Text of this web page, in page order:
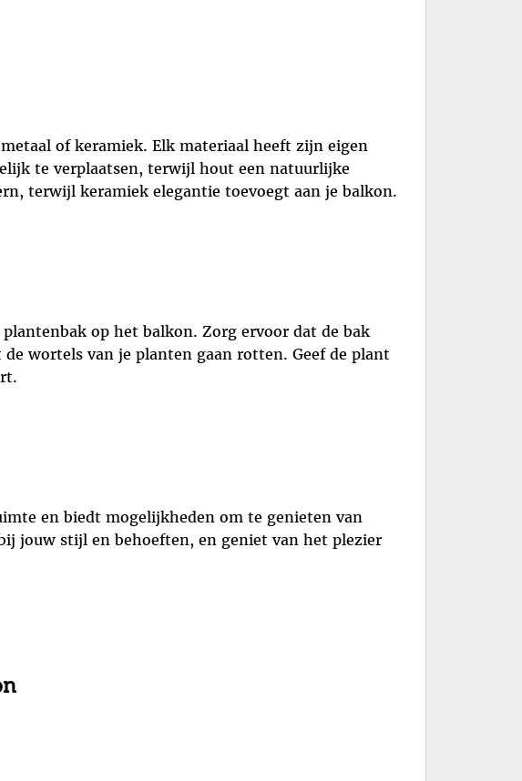
of keramiek. Elk materiaal heeft zijn eigen
te verplaatsen, terwijl hout een natuurlijke
terwijl keramiek elegantie toevoegt aan je balkon.
op het balkon. Zorg ervoor dat de bak
wortels van je planten gaan rotten. Geef de plant
en biedt mogelijkheden om te genieten van
jouw stijl en behoeften, en geniet van het plezier